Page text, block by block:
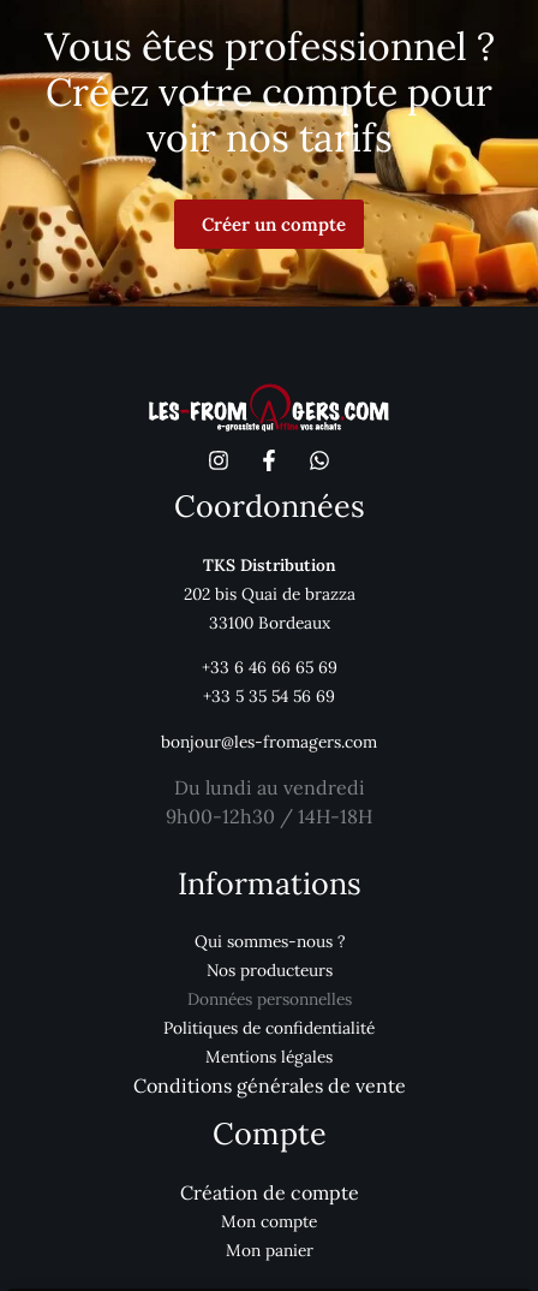
Vous êtes professionnel ?
Créez votre compte pour
voir nos tarifs
Créer un compte
Coordonnées
TKS Distribution
202 bis Quai de brazza
33100 Bordeaux
+33 6 46 66 65 69
+33 5 35 54 56 69
bonjour@les-fromagers.com
Du lundi au vendredi
9h00-12h30 / 14H-18H
Informations
Qui sommes-nous ?
Nos producteurs
Données personnelles
Politiques de confidentialité
Mentions légales
Conditions générales de vente
Compte
Création de compte
Mon compte
Mon panier